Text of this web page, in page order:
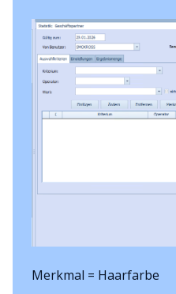
Merkmal = Haarfarbe